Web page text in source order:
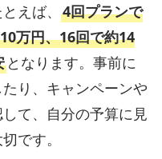
えば、 4回プランで
万円、16回で約14
となります。事前に
り、キャンペーンや
て、自分の予算に見
です。